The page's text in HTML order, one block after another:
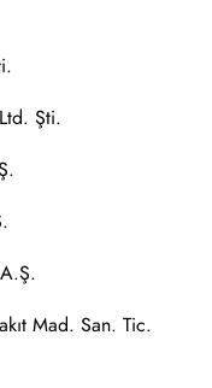
Şti.
Mad. San. Tic.